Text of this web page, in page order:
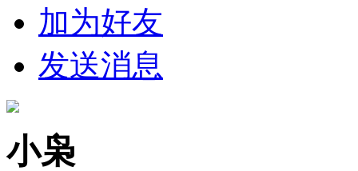
加为好友
发送消息
小枭